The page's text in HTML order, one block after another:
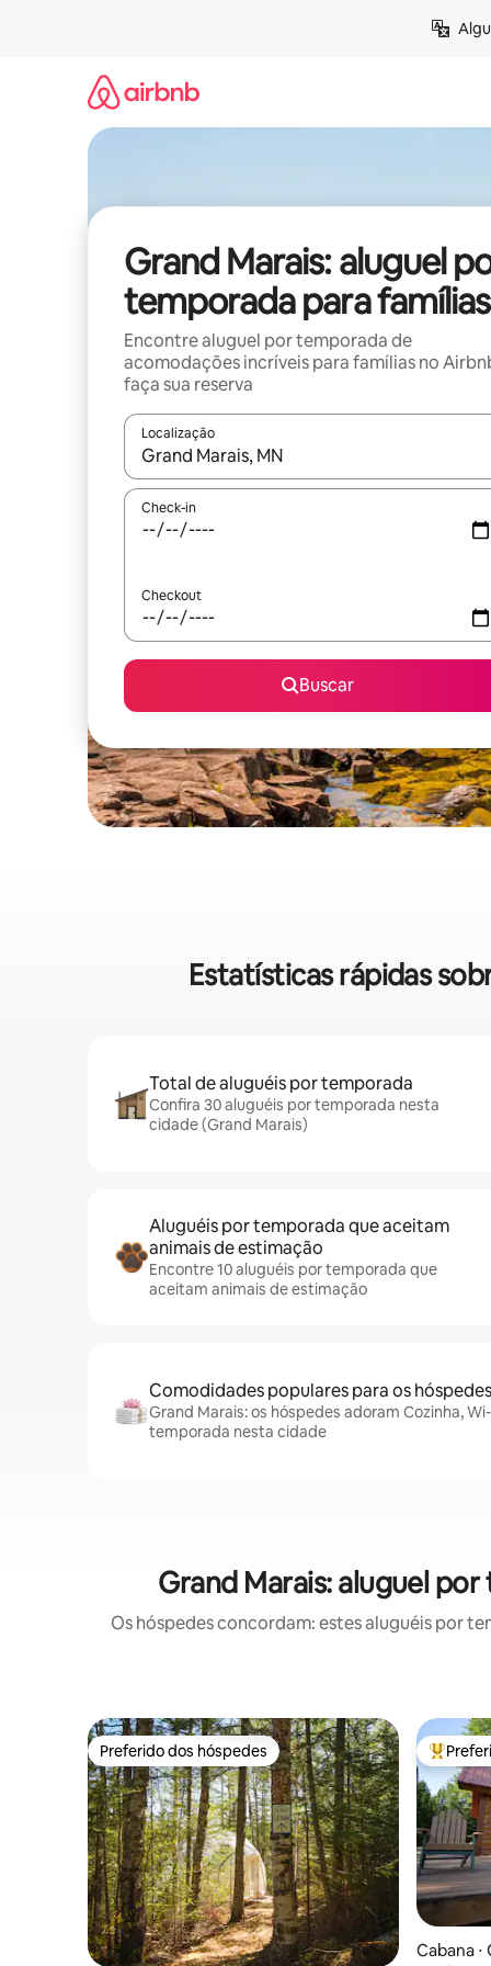
Grand Marais: aluguel
temporada para famílias
Encontre aluguel por temporada de
acomodações incríveis para famílias no
faça sua reserva
Localização
Quando os resultados estiverem disponíveis,
Check-in
Checkout
Buscar
Estatísticas rápidas
Total de aluguéis por temporada
Confira 30 aluguéis por temporada nesta
cidade (Grand Marais)
Aluguéis por temporada que aceitam
animais de estimação
Encontre 10 aluguéis por temporada que
aceitam animais de estimação
Comodidades populares para os hóspedes
Grand Marais: os hóspedes adoram Cozinha,
temporada nesta cidade
Grand Marais: aluguel
Os hóspedes concordam: estes aluguéis por
Preferido dos hóspedes
Preferido dos hóspedes Entre
Cabana ⋅